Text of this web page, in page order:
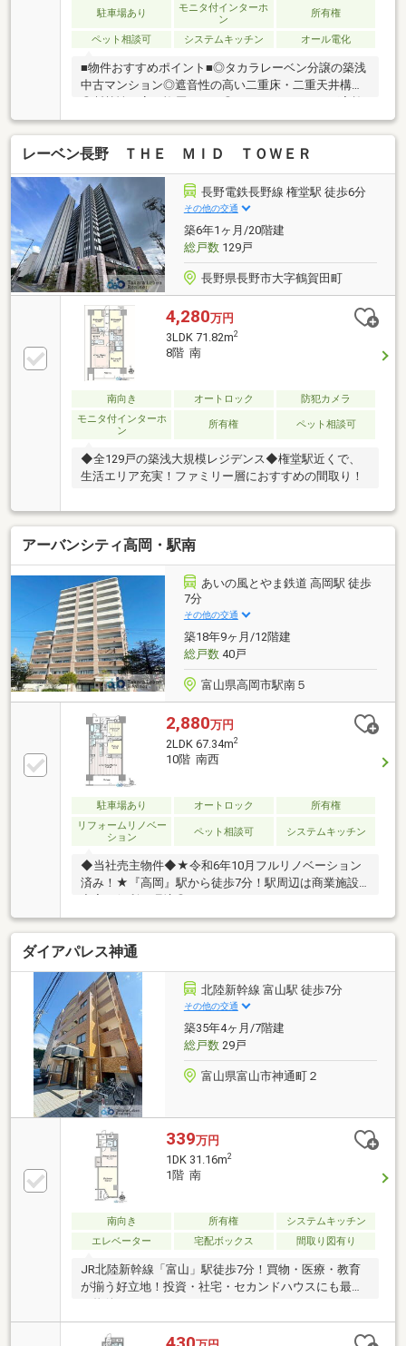
駐車場あり
モニタ付インターホ
ン
所有権
ペット相談可 システムキッチン オール電化
■物件おすすめポイント■◎タカラレーベン分譲の築浅
中古マンション◎遮音性の高い二重床・二重天井構造
済み※つなぐのネットコミュニケーションズのインタ
ーネット利用可（月額1925円）※駐輪場 （月額200～
300円）※バイク置き場 （月額3000円）※トランクル
ーム （月額300円）■リフォーム歴■◎新築時にリビ
ング、玄関にエコカラット設置◎新築時にカップボー
ド設置■周辺環境■◎戸板小学校まで徒歩約23分◎長田
小学校まで徒歩約13分◎スギ薬局金沢駅西店まで徒歩
約1分◎ローソン金沢駅西店まで徒歩約4分
レーベン長野 ＴＨＥ ＭＩＤ ＴＯＷＥＲ
長野電鉄長野線 権堂駅 徒歩6分
その他の交通
築6年1ヶ月/20階建
総戸数129戸
長野県長野市大字鶴賀田町
4,280万円
3LDK 71.82m2
8階 南
南向き オートロック
防犯カメラ
モニタ付インターホ
ン
所有権 ペット相談可
◆全129戸の築浅大規模レジデンス◆権堂駅近くで、
生活エリア充実！ファミリー層におすすめの間取り！
アーバンシティ高岡・駅南
あいの風とやま鉄道 高岡駅 徒歩
7分
その他の交通
築18年9ヶ月/12階建
総戸数40戸
富山県高岡市駅南５
2,880万円
2LDK 67.34m2
10階 南西
駐車場あり オートロック
所有権
リフォームリノベー
ション
ペット相談可 システムキッチン
◆当社売主物件◆★令和6年10月フルリノベーション
済み！★『高岡』駅から徒歩7分！駅周辺は商業施設
ダイアパレス神通
北陸新幹線 富山駅 徒歩7分
その他の交通
築35年4ヶ月/7階建
総戸数29戸
富山県富山市神通町２
339万円
1DK 31.16m2
1階 南
南向き 所有権
システムキッチン
エレベーター
宅配ボックス 間取り図有り
JR北陸新幹線「富山」駅徒歩7分！買物・医療・教育
が揃う好立地！投資・社宅・セカンドハウスにも最適